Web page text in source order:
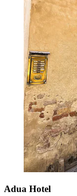
Adua Hotel